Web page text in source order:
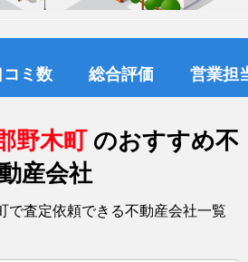
コミ数 総合評価 営業担
野木町 のおすすめ不
産会社
で査定依頼できる不動産会社一覧